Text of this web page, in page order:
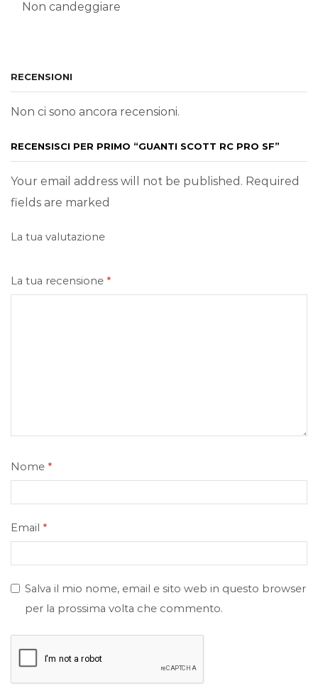
Non candeggiare
RECENSIONI
Non ci sono ancora recensioni.
RECENSISCI PER PRIMO “GUANTI SCOTT RC PRO SF”
Your email address will not be published. Required
fields are marked
La tua valutazione
La tua recensione *
Nome *
Email *
Salva il mio nome, email e sito web in questo browser
per la prossima volta che commento.